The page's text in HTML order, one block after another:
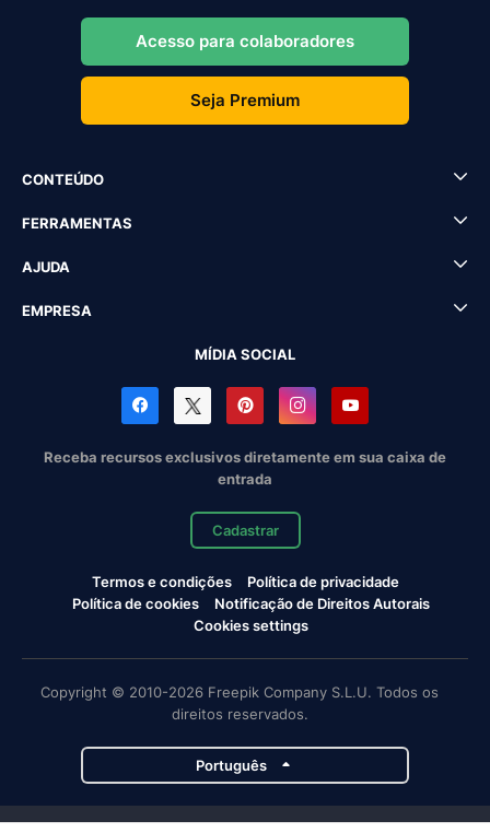
Acesso para colaboradores
Seja Premium
CONTEÚDO
FERRAMENTAS
AJUDA
EMPRESA
MÍDIA SOCIAL
Receba recursos exclusivos diretamente em sua caixa de
entrada
Cadastrar
Termos e condições
Política de privacidade
Política de cookies
Notificação de Direitos Autorais
Cookies settings
Copyright © 2010-2026 Freepik Company S.L.U. Todos os
direitos reservados.
Português